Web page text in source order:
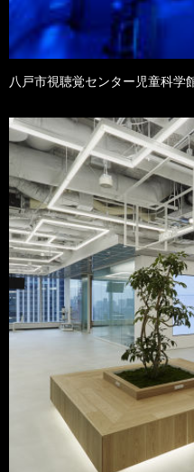
八戸市視聴覚センター児童科学